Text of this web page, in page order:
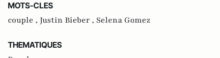
MOTS-CLES
couple , Justin Bieber , Selena Gomez
THEMATIQUES